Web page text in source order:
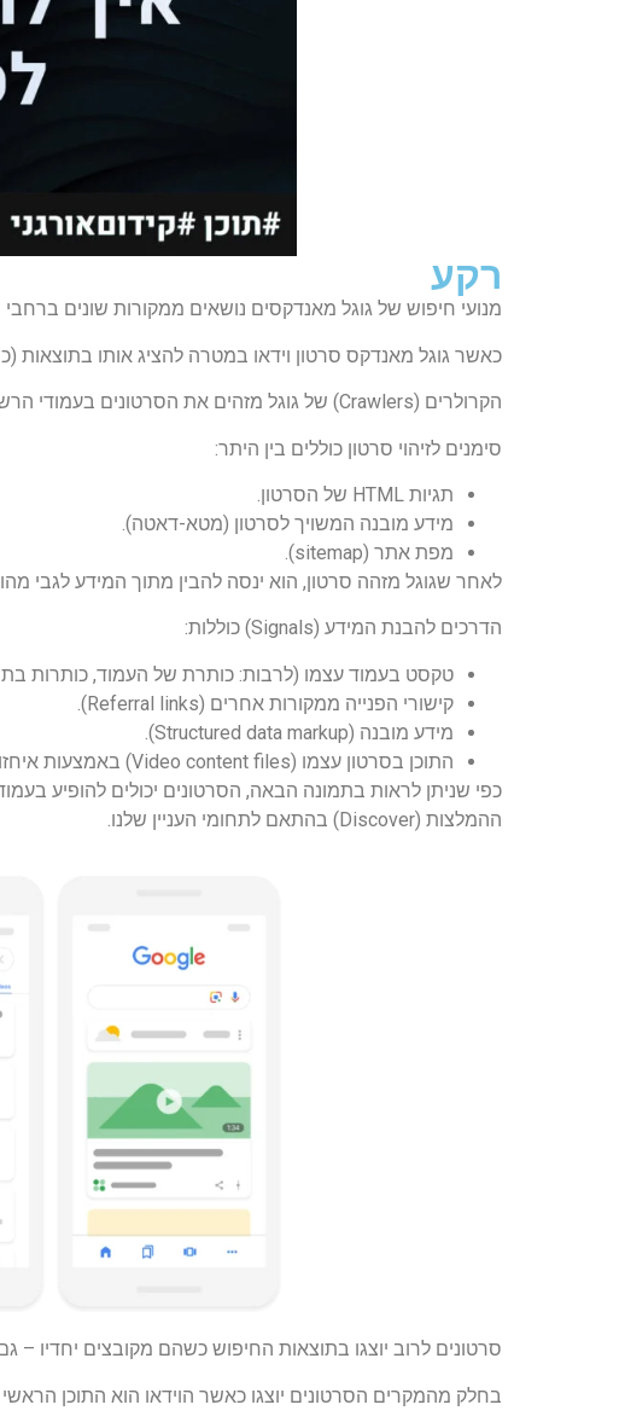
רקע
מנועי חיפוש של גוגל מאנדקסים נושאים ממקורות שונים
כאשר גוגל מאנדקס סרטון וידאו במטרה להציג אותו
הקרולרים (Crawlers) של גוגל מזהים את הסרטונים בעמודי הרשת באמצעות מגוון סימנים.
סימנים לזיהוי סרטון כוללים בין היתר:
תגיות HTML של הסרטון.
מידע מובנה המשויך לסרטון (מטא-דאטה).
מפת אתר (sitemap).
לאחר שגוגל מזהה סרטון, הוא ינסה להבין מתוך המידע לגבי
הדרכים להבנת המידע (Signals) כוללות:
טקסט בעמוד עצמו (לרבות: כותרת של העמוד, כותרות
קישורי הפנייה ממקורות אחרים (Referral links).
מידע מובנה (Structured data markup).
התוכן בסרטון עצמו (Video content files) באמצעות איחזור האודיו והוידאו שנכללים בו.
ההמלצות (Discover) בהתאם לתחומי העניין שלנו.
סרטונים לרוב יוצגו בתוצאות החיפוש כשהם מקובצים יחדיו –
בחלק מהמקרים הסרטונים יוצגו כאשר הוידאו הוא התוכן